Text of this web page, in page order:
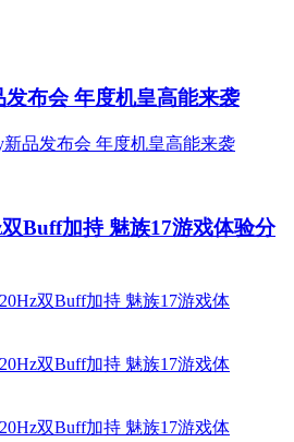
布会 年度机皇高能来袭
Buff加持 魅族17游戏体验分